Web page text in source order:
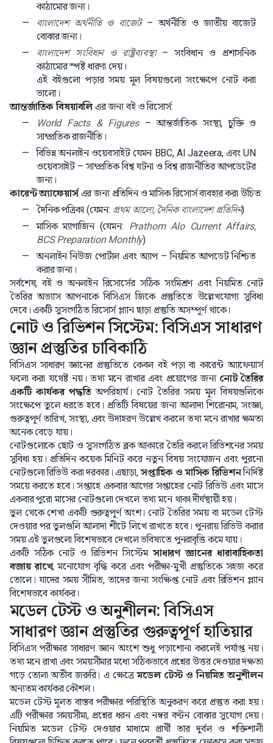
কাঠামোর জন্য।
বাংলাদেশ অর্থনীতি ও বাজেট– অর্থনীতি ও জাতীয় বাজেট
বোঝার জন্য।
বাংলাদেশ সংবিধান ও রাষ্ট্রব্যবস্থা– সংবিধান ও প্রশাসনিক
কাঠামোর স্পষ্ট ধারণা দেয়।
এই বইগুলো পড়ার সময় মূল বিষয়গুলো সংক্ষেপে নোট করা
ভালো।
আন্তর্জাতিক বিষয়াবলিএর জন্য বই ও রিসোর্স:
World Facts & Figures– আন্তর্জাতিক সংস্থা, চুক্তি ও
সাম্প্রতিক রাজনীতি।
বিভিন্ন অনলাইন ওয়েবসাইট যেমন BBC, Al Jazeera, এবং UN
ওয়েবসাইট – সাম্প্রতিক বিশ্ব ঘটনা ও বিশ্ব রাজনীতির আপডেটের
জন্য।
কারেন্ট অ্যাফেয়ার্সএর জন্য প্রতিদিন ও মাসিক রিসোর্স ব্যবহার করা উচিত:
দৈনিক পত্রিকা (যেমন: প্রথম আলো, দৈনিক বাংলাদেশ প্রতিদিন)
মাসিক ম্যাগাজিন (যেমন: Prathom Alo Current Affairs,
BCS Preparation Monthly)
অনলাইন নিউজ পোর্টাল এবং অ্যাপ – নিয়মিত আপডেট নিশ্চিত
করার জন্য।
সর্বশেষ, বই ও অনলাইন রিসোর্সের সঠিক সংমিশ্রণ এবং নিয়মিত নোট
তৈরির অভ্যাস আপনাকে বিসিএস জিকে প্রস্তুতিতে উল্লেখযোগ্য সুবিধা
দেবে। একটি সুসংগঠিত রিসোর্স প্ল্যান ছাড়া প্রস্তুতি অসম্পূর্ণ থাকে।
নোট ও রিভিশন সিস্টেম: বিসিএস সাধারণ
জ্ঞান প্রস্তুতির চাবিকাঠি
বিসিএস সাধারণ জ্ঞানের প্রস্তুতিতে কেবল বই পড়া বা কারেন্ট অ্যাফেয়ার্স
ফলো করা যথেষ্ট নয়। তথ্য মনে রাখার এবং প্রয়োগের জন্য নোট তৈরির
একটি কার্যকর পদ্ধতিঅপরিহার্য। নোট তৈরির সময় মূল বিষয়গুলিকে
সংক্ষেপে তুলে ধরতে হবে। প্রতিটি বিষয়ের জন্য আলাদা শিরোনাম, সংজ্ঞা,
গুরুত্বপূর্ণ তারিখ, সংস্থা, এবং উদাহরণ উল্লেখ করলে তথ্য মনে রাখার ক্ষমতা
অনেক বেড়ে যায়।
নোটগুলোকে ছোট ও সুসংগঠিত ব্লক আকারে তৈরি করলে রিভিশনের সময়
সুবিধা হয়। প্রতিদিন কয়েক মিনিট করে নতুন বিষয় সংযোজন এবং পুরনো
নোটগুলো রিভিউ করা দরকার। এছাড়া,সপ্তাহিক ও মাসিক রিভিশননির্দিষ্ট
সময়ে করতে হবে। সপ্তাহে একবার আগের সপ্তাহের নোট রিভিউ এবং মাসে
একবার পুরো মাসের নোটগুলো দেখলে তথ্য মনে থাকা দীর্ঘস্থায়ী হয়।
ভুল থেকে শেখা একটি গুরুত্বপূর্ণ অংশ। নোট তৈরির সময় বা মডেল টেস্ট
দেওয়ার পর ভুলগুলি আলাদা শীটে লিখে রাখতে হবে। পুনরায় রিভিউ করার
সময় এই ভুলগুলো বিশেষভাবে দেখলে ভবিষ্যতে পুনরাবৃত্তি কমে যায়।
একটি সঠিক নোট ও রিভিশন সিস্টেমসাধারণ জ্ঞানের ধারাবাহিকতা
বজায় রাখে, মনোযোগ বৃদ্ধি করে এবং পরীক্ষা-মুখী প্রস্তুতিকে সহজ করে
তোলে। যাদের সময় সীমিত, তাদের জন্য সংক্ষিপ্ত নোট এবং রিভিশন প্ল্যান
বিশেষভাবে কার্যকর।
মডেল টেস্ট ও অনুশীলন: বিসিএস
সাধারণ জ্ঞান প্রস্তুতির গুরুত্বপূর্ণ হাতিয়ার
বিসিএস পরীক্ষার সাধারণ জ্ঞান অংশে শুধু পড়াশোনা করলেই পর্যাপ্ত নয়।
তথ্য মনে রাখা এবং সময়সীমার মধ্যে সঠিকভাবে প্রশ্নের উত্তর দেওয়ার দক্ষতা
গড়ে তোলা অতীব জরুরি। এ ক্ষেত্রেমডেল টেস্ট ও নিয়মিত অনুশীলন
অন্যতম কার্যকর কৌশল।
মডেল টেস্ট মূলত বাস্তব পরীক্ষার পরিস্থিতি অনুকরণ করে প্রস্তুত করা হয়।
এটি পরীক্ষার সময়সীমা, প্রশ্নের ধরন এবং নম্বর বণ্টন বোঝার সুযোগ দেয়।
নিয়মিত মডেল টেস্ট দেওয়ার মাধ্যমে প্রার্থী তার দুর্বল ও শক্তিশালী